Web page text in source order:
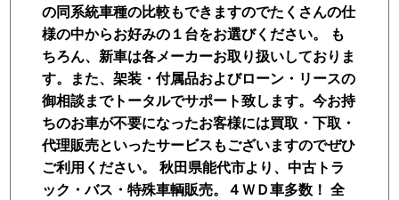
の同系統車種の比較もできますのでたくさんの仕
様の中からお好みの１台をお選びください。 も
ちろん、新車は各メーカーお取り扱いしておりま
す。また、架装・付属品およびローン・リースの
御相談までトータルでサポート致します。今お持
ちのお車が不要になったお客様には買取・下取・
代理販売といったサービスもございますのでぜひ
ご利用ください。 秋田県能代市より、中古トラ
ック・バス・特殊車輌販売。４ＷＤ車多数！ 全